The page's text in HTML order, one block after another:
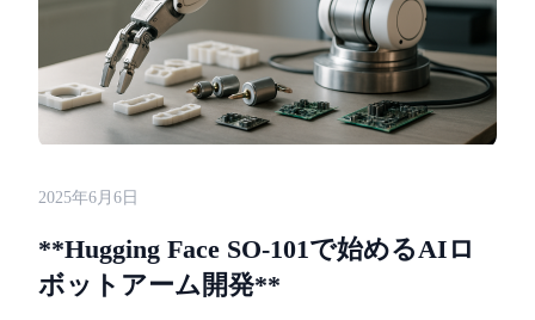
2025年6月6日
**Hugging Face SO-101で始めるAIロ
ボットアーム開発**